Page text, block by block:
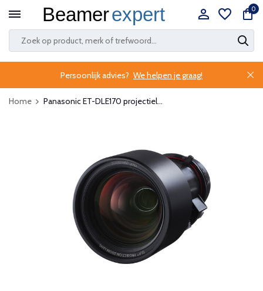
0
Persoonlijk advies? We helpen je graag!
Home Panasonic ET-DLE170 projectiel...